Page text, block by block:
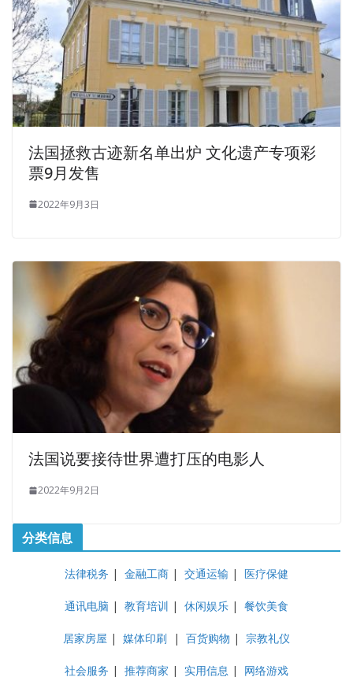
法国拯救古迹新名单出炉 文化遗产专项彩
票9月发售
2022年9月3日
法国说要接待世界遭打压的电影人
2022年9月2日
分类信息
法律税务 | 金融工商 | 交通运输 | 医疗保健
通讯电脑 | 教育培训 | 休闲娱乐 | 餐饮美食
居家房屋 | 媒体印刷 | 百货购物 | 宗教礼仪
社会服务 | 推荐商家 | 实用信息 | 网络游戏